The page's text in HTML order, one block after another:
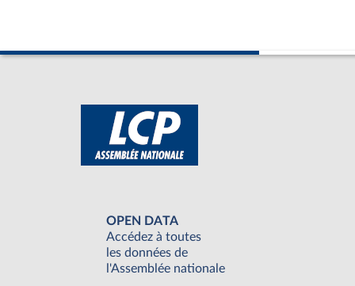
OPEN DATA
Accédez à toutes
les données de
l'Assemblée nationale